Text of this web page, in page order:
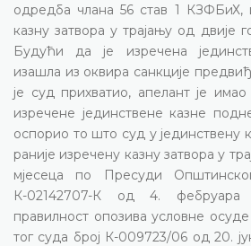
одредба члана 56 став 1 КЗФБиХ,
казну затвора у трајању од двије
Будући да је изречена
изашла из оквира санкције
је суд прихватио, апелант је
изречене јединствене казне
оспорио то што суд у јединствену
раније изречену казну затвора у
мјесеца по Пресуди
К-02142707-К од 4.
правилност опозива условне
тог суда број К-009723/06 од 20.